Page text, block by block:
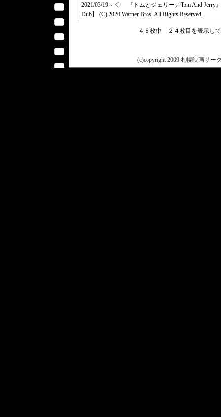
2021/03/19～ ◇ 『トムとジェリー／Tom And Jerry
Dub】 (C) 2020 Warner Bros. All Rights Reserved.
４５枚中 ２４枚目を表示し
(c)copyright 2009 札幌映画サー